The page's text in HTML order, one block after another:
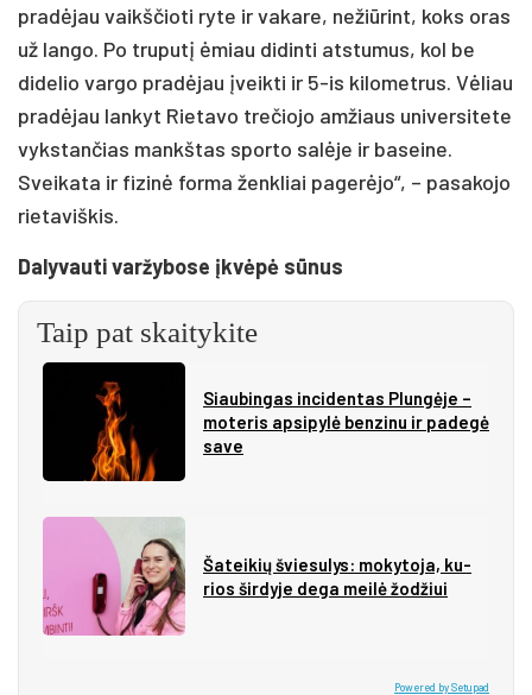
pradėjau vaikščioti ryte ir vakare, nežiūrint, koks oras
už lango. Po truputį ėmiau didinti atstumus, kol be
didelio vargo pradėjau įveikti ir 5-is kilometrus. Vėliau
pradėjau lankyt Rietavo trečiojo amžiaus universitete
vykstančias mankštas sporto salėje ir baseine.
Sveikata ir fizinė forma ženkliai pagerėjo“, – pasakojo
rietaviškis.
Dalyvauti varžybose įkvėpė sūnus
Taip pat skaitykite
Siau­bin­gas in­ci­den­tas Plun­gė­je –
mo­te­ris ap­si­py­lė ben­zi­nu ir pa­de­gė
sa­ve
Ša­tei­kių švie­su­lys: mo­ky­to­ja, ku­
rios šir­dy­je de­ga mei­lė žo­džiui
Powered by Setupad